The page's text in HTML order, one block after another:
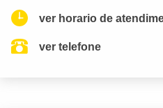
ver horario de
ver telefone